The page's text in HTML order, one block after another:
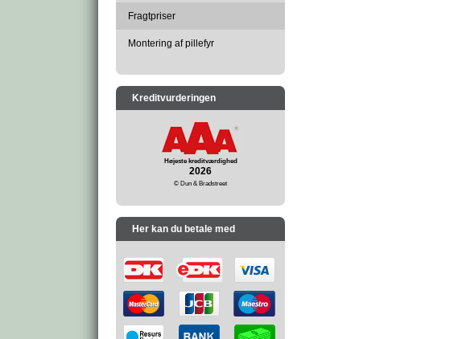
Fragtpriser
Montering af pillefyr
Kreditvurderingen
Højeste kreditværdighed
2026
© Dun & Bradstreet
Her kan du betale med